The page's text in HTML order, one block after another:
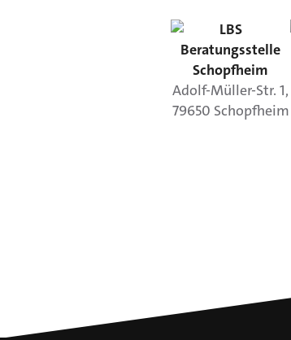
LBS
Beratungsstelle
Schopfheim
Adolf-Müller-Str. 1,
79650 Schopfheim